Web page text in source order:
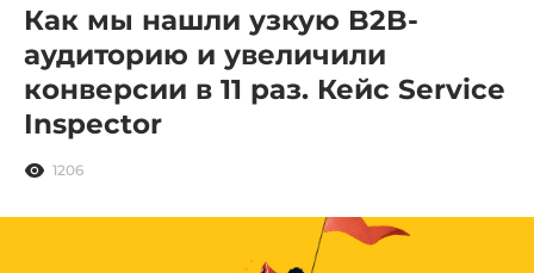
Как мы нашли узкую B2B-
аудиторию и увеличили
конверсии в 11 раз. Кейс Service
Inspector
1206